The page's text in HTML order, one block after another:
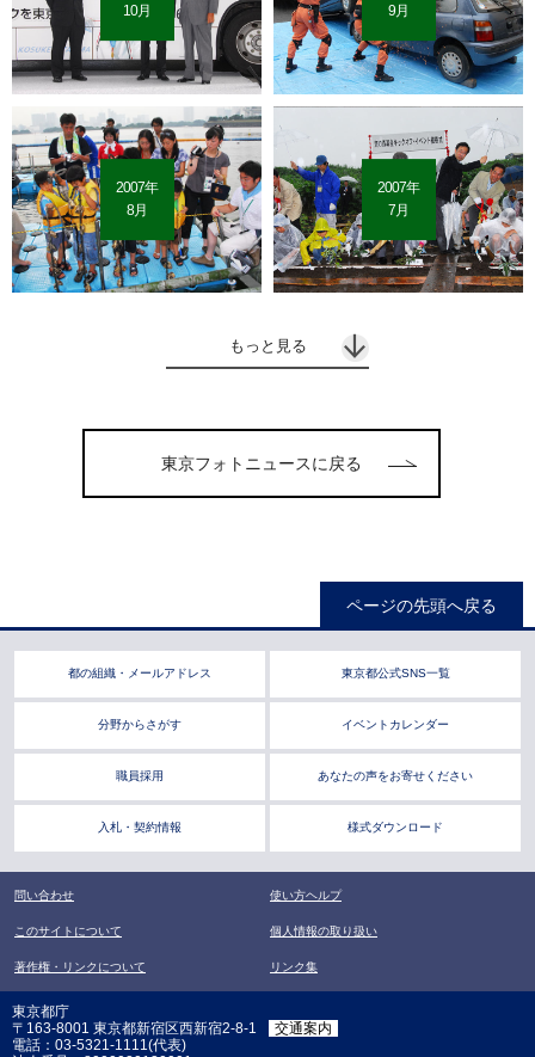
10月
9月
2007年
8月
2007年
7月
もっと見る
東京フォトニュースに戻る
ページの先頭へ戻る
都の組織・メールアドレス 東京都公式SNS一覧
分野からさがす イベントカレンダー
職員採用 あなたの声をお寄せください
入札・契約情報 様式ダウンロード
問い合わせ 使い方ヘルプ
このサイトについて 個人情報の取り扱い
著作権・リンクについて リンク集
東京都庁
〒163-8001 東京都新宿区西新宿2-8-1
交通案内
電話：03-5321-1111(代表)